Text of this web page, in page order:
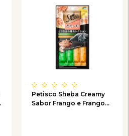
Petisco Sheba Creamy
Sabor Frango e Frango